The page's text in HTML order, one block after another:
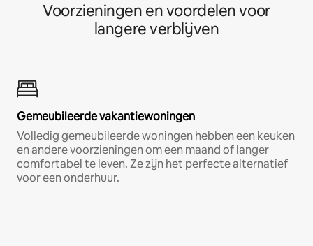
Voorzieningen en voordelen voor
langere verblijven
Gemeubileerde vakantiewoningen
Volledig gemeubileerde woningen hebben een keuken
en andere voorzieningen om een maand of langer
comfortabel te leven. Ze zijn het perfecte alternatief
voor een onderhuur.